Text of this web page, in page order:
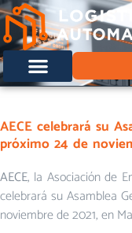
AECE celebrará su
próximo 24 de
AECE, la Asociación de
celebrará su Asamblea
noviembre de 2021, en